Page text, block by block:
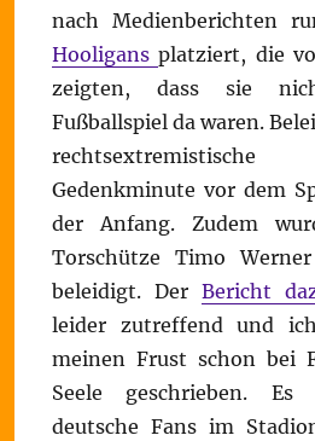
nach Medienberichten
Hooligansplatziert, die
zeigten, dass sie
Fußballspiel da waren.
Gedenkminute vor dem
der Anfang. Zudem
Torschütze Timo
beleidigt. DerBericht
leider zutreffend und
meinen Frust schon bei
Seele geschrieben. Es
deutsche Fans im